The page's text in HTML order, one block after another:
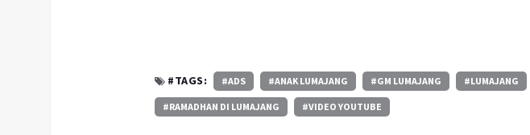
#TAGS: #ADS #ANAK LUMAJANG #GM LUMAJANG #LUMAJANG
#RAMADHAN DI LUMAJANG #VIDEO YOUTUBE